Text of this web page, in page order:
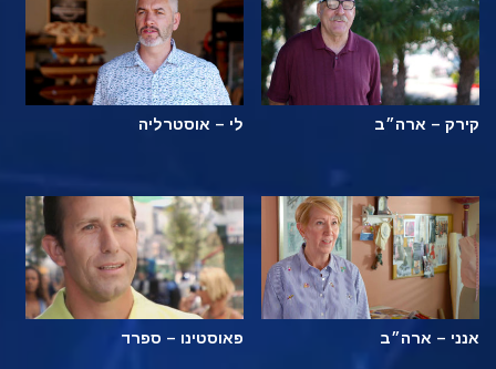
קירק – ארה״ב לי – אוסטרליה
אנני – ארה״ב פאוסטינו – ספרד